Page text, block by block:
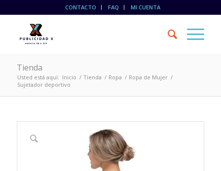
CONTACTO FAQ MI CUENTA
Tienda
Usted está aquí: Inicio / Tienda / Ropa / Ropa de Mujer /
Sujetador deportivo